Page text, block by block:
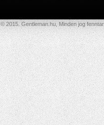
© 2015. Gentleman.hu, Minden jog